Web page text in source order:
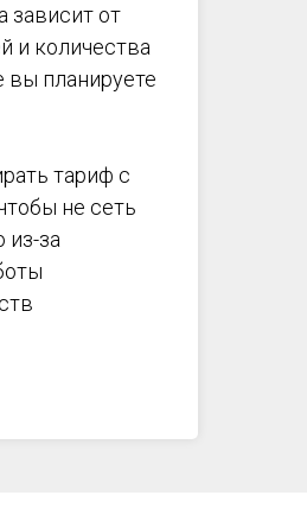
зависит от
и количества
вы планируете
тариф с
не сеть
из-за